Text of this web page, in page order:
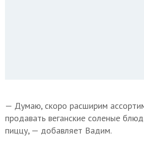
— Думаю, скоро расширим
продавать веганские соленые
пиццу, — добавляет Вадим.